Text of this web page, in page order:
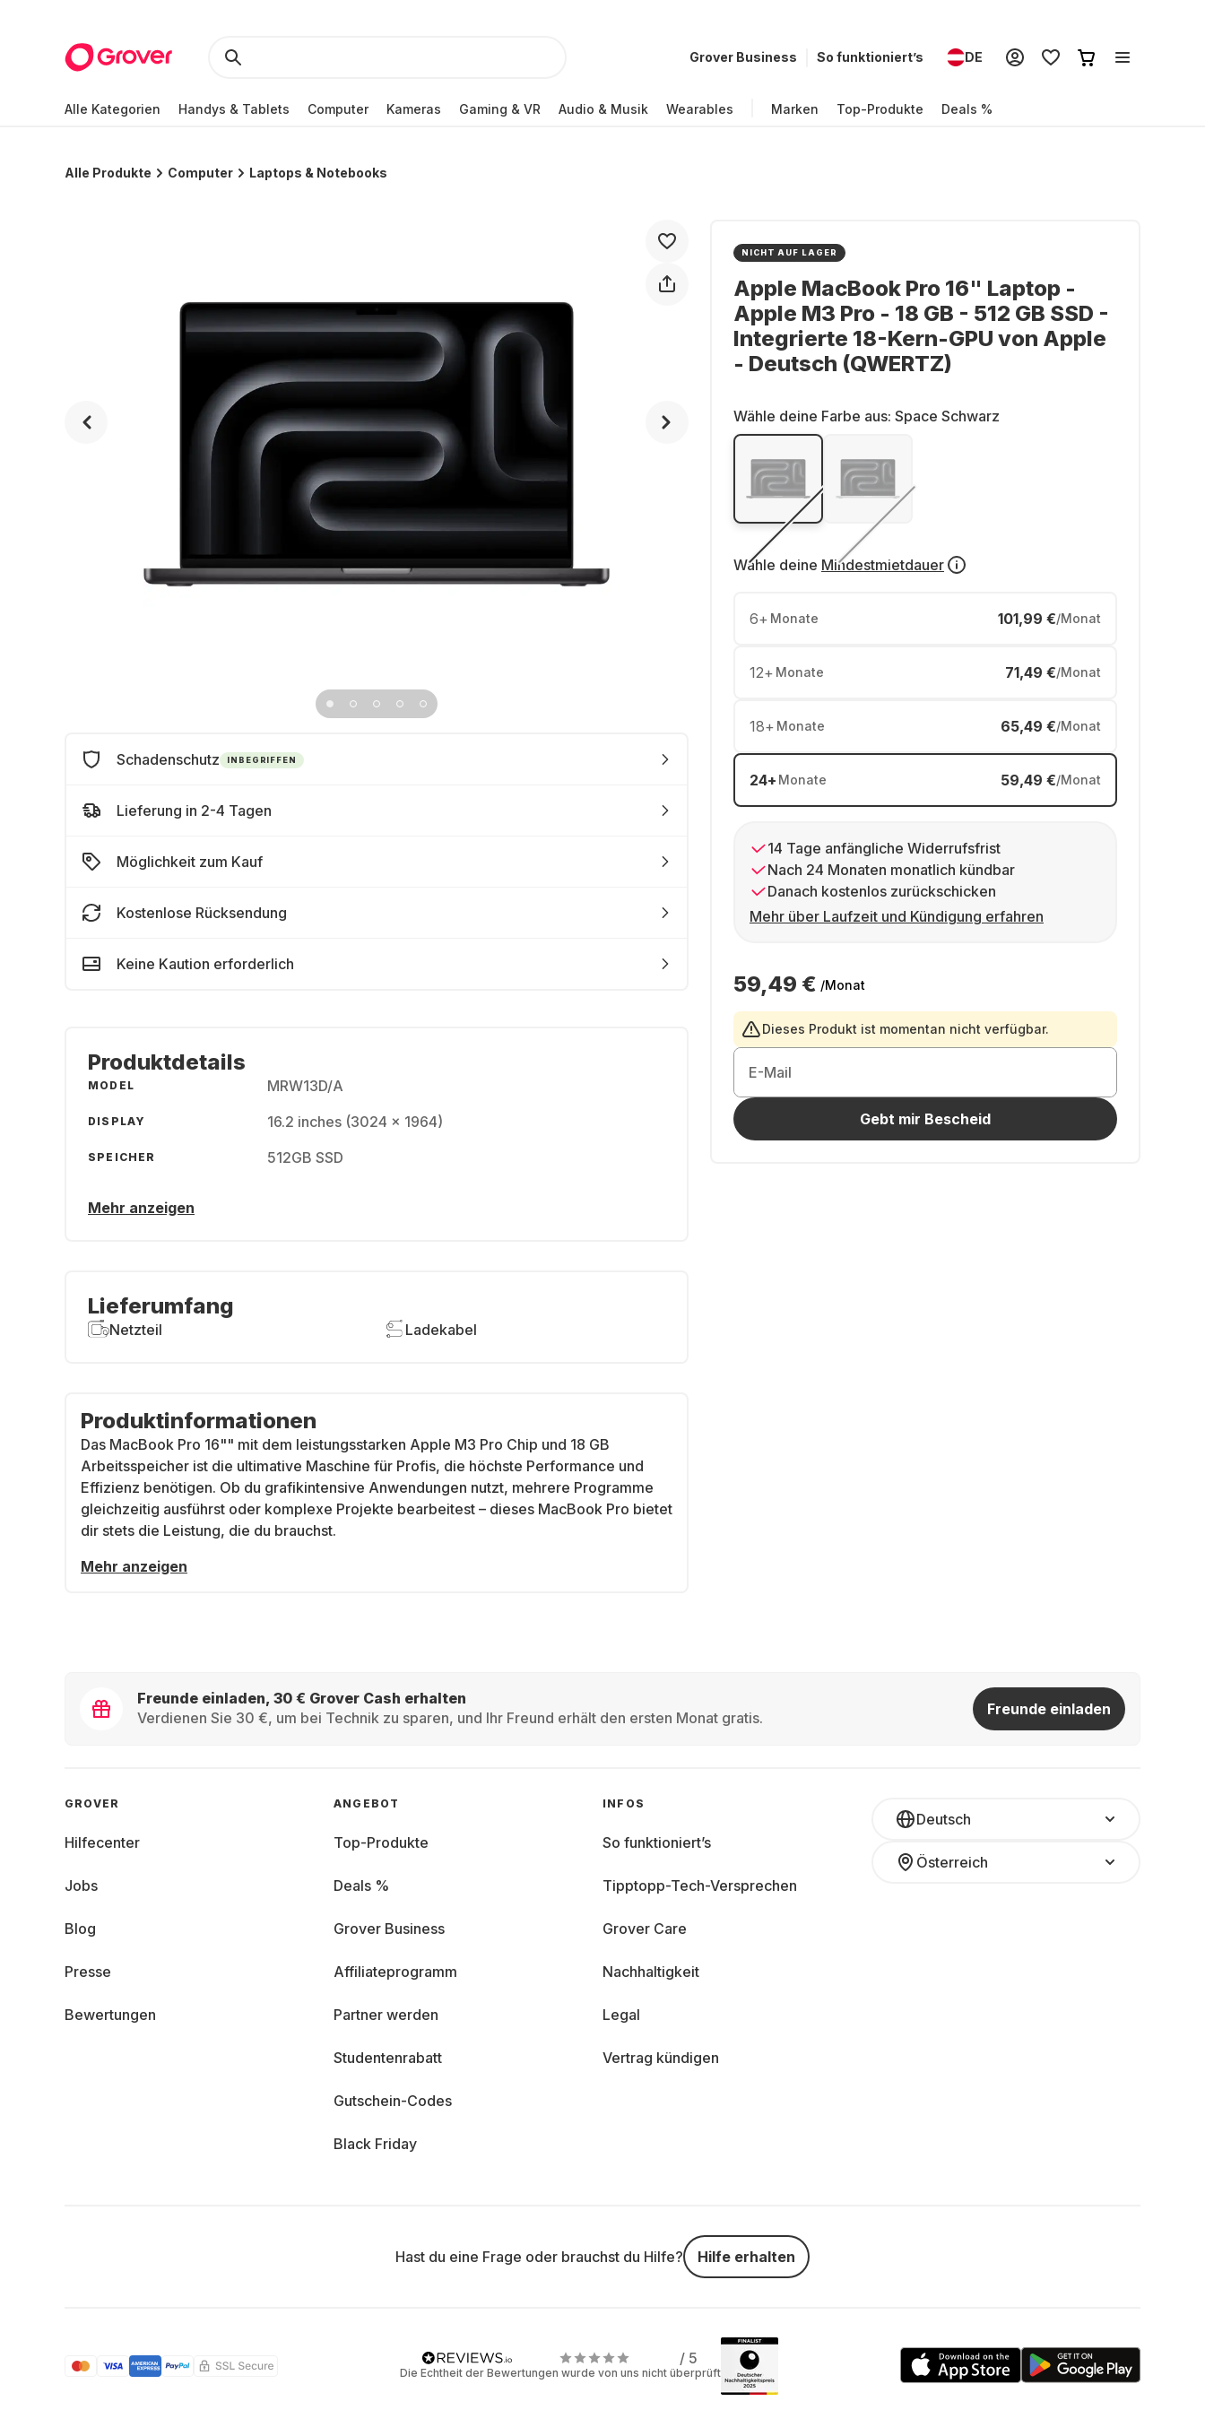
Grover Business So funktioniert’s DE
Alle Kategorien Handys & Tablets Computer Kameras Gaming & VR Audio & Musik Wearables Marken Top-Produkte Deals %
Alle Produkte Computer Laptops & Notebooks
NICHT AUF LAGER
Apple MacBook Pro 16" Laptop -
Apple M3 Pro - 18 GB - 512 GB SSD -
Integrierte 18-Kern-GPU von Apple
- Deutsch (QWERTZ)
Wähle deine Farbe aus: Space Schwarz
Wähle deine Mindestmietdauer
6+ Monate 101,99 €/Monat
12+ Monate 71,49 €/Monat
18+ Monate 65,49 €/Monat
24+ Monate 59,49 €/Monat
14 Tage anfängliche Widerrufsfrist
Nach 24 Monaten monatlich kündbar
Danach kostenlos zurückschicken
Mehr über Laufzeit und Kündigung erfahren
59,49 € /Monat
Dieses Produkt ist momentan nicht verfügbar.
E-Mail
Gebt mir Bescheid
Schadenschutz INBEGRIFFEN
Lieferung in 2-4 Tagen
Möglichkeit zum Kauf
Kostenlose Rücksendung
Keine Kaution erforderlich
Produktdetails
MODEL MRW13D/A
DISPLAY 16.2 inches (3024 x 1964)
SPEICHER 512GB SSD
Mehr anzeigen
Lieferumfang
Netzteil Ladekabel
Produktinformationen
Das MacBook Pro 16"" mit dem leistungsstarken Apple M3 Pro Chip und 18 GB
Arbeitsspeicher ist die ultimative Maschine für Profis, die höchste Performance und
Effizienz benötigen. Ob du grafikintensive Anwendungen nutzt, mehrere Programme
gleichzeitig ausführst oder komplexe Projekte bearbeitest – dieses MacBook Pro bietet
dir stets die Leistung, die du brauchst.
Mehr anzeigen
Freunde einladen, 30 € Grover Cash erhalten
Verdienen Sie 30 €, um bei Technik zu sparen, und Ihr Freund erhält den ersten Monat gratis.
Freunde einladen
Deutsch
Österreich
GROVER
Hilfecenter
Jobs
Blog
Presse
Bewertungen
ANGEBOT
Top-Produkte
Deals %
Grover Business
Affiliateprogramm
Partner werden
Studentenrabatt
Gutschein-Codes
Black Friday
INFOS
So funktioniert’s
Tipptopp-Tech-Versprechen
Grover Care
Nachhaltigkeit
Legal
Vertrag kündigen
Hast du eine Frage oder brauchst du Hilfe? Hilfe erhalten
/ 5
Die Echtheit der Bewertungen wurde von uns nicht überprüft